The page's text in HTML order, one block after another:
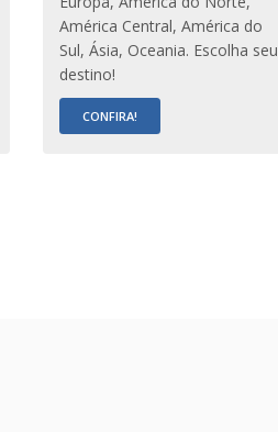
América Central, América do
Sul, Ásia, Oceania. Escolha seu
destino!
CONFIRA!